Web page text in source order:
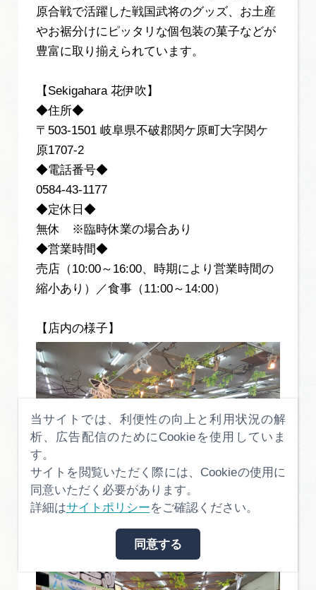
原合戦で活躍した戦国武将のグッズ、お土産
やお裾分けにピッタリな個包装の菓子などが
豊富に取り揃えられています。
【Sekigahara 花伊吹】
◆住所◆
〒503-1501 岐阜県不破郡関ケ原町大字関ケ
原1707-2
◆電話番号◆
0584-43-1177
◆定休日◆
無休 ※臨時休業の場合あり
◆営業時間◆
売店（10:00～16:00、時期により営業時間の
縮小あり）／食事（11:00～14:00）
【店内の様子】
当サイトでは、利便性の向上と利用状況の解
析、広告配信のためにCookieを使用していま
す。
サイトを閲覧いただく際には、Cookieの使用に
同意いただく必要があります。
詳細はサイトポリシーをご確認ください。
同意する